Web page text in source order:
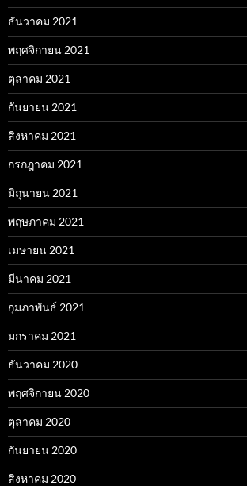
ธันวาคม 2021
พฤศจิกายน 2021
ตุลาคม 2021
กันยายน 2021
สิงหาคม 2021
กรกฎาคม 2021
มิถุนายน 2021
พฤษภาคม 2021
เมษายน 2021
มีนาคม 2021
กุมภาพันธ์ 2021
มกราคม 2021
ธันวาคม 2020
พฤศจิกายน 2020
ตุลาคม 2020
กันยายน 2020
สิงหาคม 2020